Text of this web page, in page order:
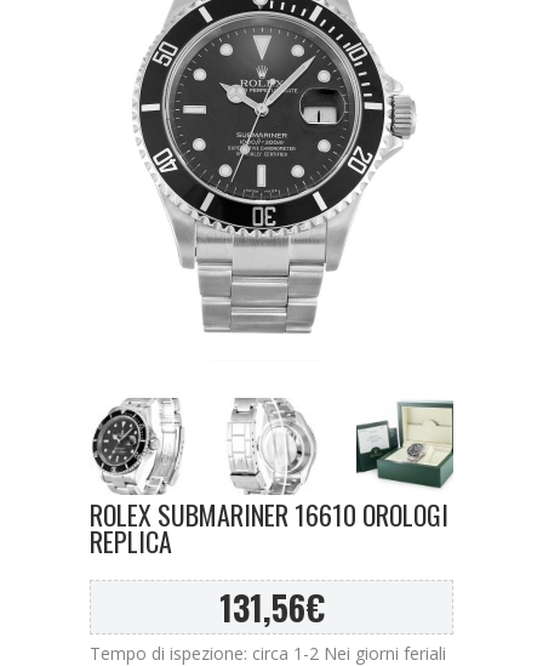
ROLEX SUBMARINER 16610 OROLOGI
REPLICA
131,56€
Tempo di ispezione: circa 1-2 Nei giorni feriali